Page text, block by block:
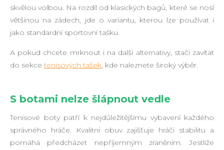
skvělou volbou. Na rozdíl od klasických bagů, které se nosí
většinou na zádech, jde o variantu, kterou lze používat i
jako standardní sportovní tašku.
A pokud chcete mrknout i na další alternativy, stačí zavítat
do sekcetenisových tašek, kde naleznete široký výběr.
S botami nelze šlápnout vedle
Tenisové boty patří k nejdůležitějšímu vybavení každého
správného hráče. Kvalitní obuv zajišťuje hráči stabilitu a
pomáhá předcházet nepříjemným zraněním. Jestliže